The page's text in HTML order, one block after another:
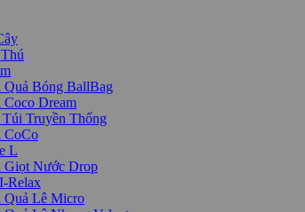
Bóng BallBag
Dream
Truyền Thống
CoCo
L
Giọt Nước Drop
Relax
Quả Lê Micro